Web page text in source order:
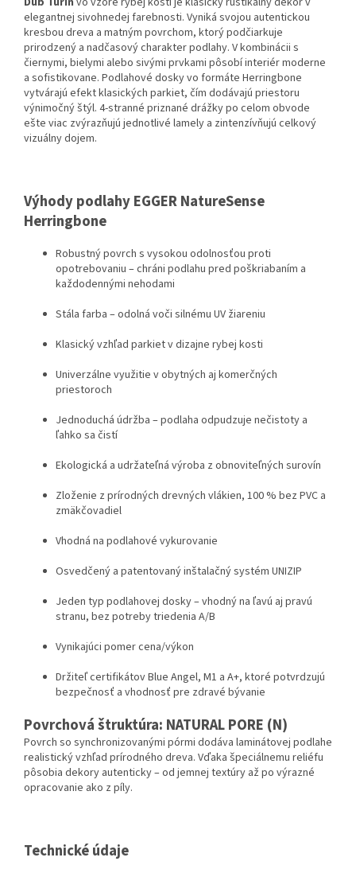
elegantnej sivohnedej farebnosti. Vyniká svojou autentickou
kresbou dreva a matným povrchom, ktorý podčiarkuje
prirodzený a nadčasový charakter podlahy. V kombinácii s
čiernymi, bielymi alebo sivými prvkami pôsobí interiér moderne
a sofistikovane. Podlahové dosky vo formáte Herringbone
vytvárajú efekt klasických parkiet, čím dodávajú priestoru
výnimočný štýl. 4-stranné priznané drážky po celom obvode
ešte viac zvýrazňujú jednotlivé lamely a zintenzívňujú celkový
vizuálny dojem.
Výhody podlahy EGGER NatureSense
Herringbone
Robustný povrch s vysokou odolnosťou proti
opotrebovaniu – chráni podlahu pred poškriabaním a
každodennými nehodami
Stála farba – odolná voči silnému UV žiareniu
Klasický vzhľad parkiet v dizajne rybej kosti
Univerzálne využitie v obytných aj komerčných
priestoroch
Jednoduchá údržba – podlaha odpudzuje nečistoty a
ľahko sa čistí
Ekologická a udržateľná výroba z obnoviteľných surovín
Zloženie z prírodných drevných vlákien, 100 % bez PVC a
zmäkčovadiel
Vhodná na podlahové vykurovanie
Osvedčený a patentovaný inštalačný systém UNIZIP
Jeden typ podlahovej dosky – vhodný na ľavú aj pravú
stranu, bez potreby triedenia A/B
Vynikajúci pomer cena/výkon
Držiteľ certifikátov Blue Angel, M1 a A+, ktoré potvrdzujú
bezpečnosť a vhodnosť pre zdravé bývanie
Povrchová štruktúra: NATURAL PORE (N)
Povrch so synchronizovanými pórmi dodáva laminátovej podlahe
realistický vzhľad prírodného dreva. Vďaka špeciálnemu reliéfu
pôsobia dekory autenticky – od jemnej textúry až po výrazné
opracovanie ako z píly.
Technické údaje